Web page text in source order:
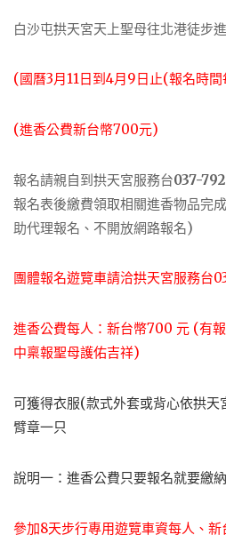
白沙屯拱天宮天上聖母往北港徒步
(國曆3月11日到4月9日止(報名時
(進香公費新台幣700元)
報名請親自到拱天宮服務台037-
報名表後繳費領取相關進香物品完
助代理報名、不開放網路報名)
團體報名遊覽車請洽拱天宮服務台
進香公費每人：新台幣700 元 (有
中稟報聖母護佑吉祥)
可獲得衣服(款式外套或背心依拱天
臂章一只
說明一： 進香公費只要報名就要繳納
參加8天步行專用遊覽車資每人、